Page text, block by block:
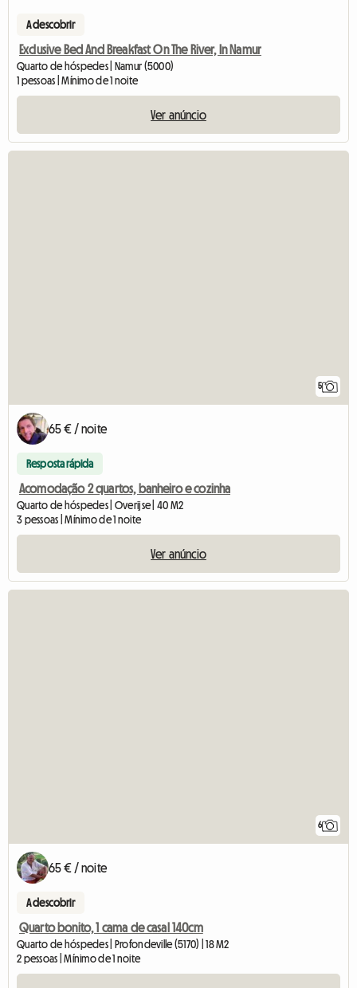
A descobrir
Exclusive Bed And Breakfast On The River, In Namur
Quarto de hóspedes | Namur (5000)
1 pessoas | Mínimo de 1 noite
Ver anúncio
5
65 € / noite
Resposta rápida
Acomodação 2 quartos, banheiro e cozinha
Quarto de hóspedes | Overijse | 40 M2
3 pessoas | Mínimo de 1 noite
Ver anúncio
6
65 € / noite
A descobrir
Quarto bonito, 1 cama de casal 140cm
Quarto de hóspedes | Profondeville (5170) | 18 M2
2 pessoas | Mínimo de 1 noite